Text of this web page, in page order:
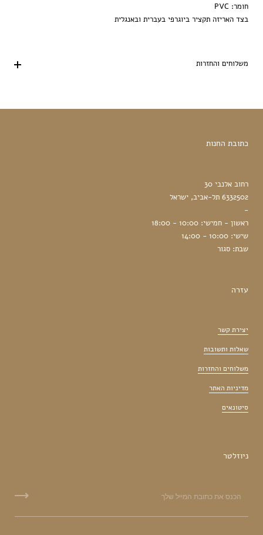
חומר: PVC
בצד האריזה תקציר ביוגרפי בעברית ובאנגלית
משלוחים והחזרות
כתובת החנות
רחוב אלנבי 30
6332502 תל-אביב, ישראל
-
ראשון - חמישי: 10:00 - 18:00
שישי: 10:00 - 14:00
שבת: סגור
עזרה
יצירת קשר
שאלות ותשובות
משלוחים והחזרות
מדיניות האתר
סיטונאים
ניוזלטר